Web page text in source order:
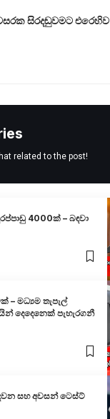
සිරදඬුවමට
related to the post!
4000ක් – බඳවා
– මධ්‍යම තැපැල්
දෙදෙනෙක් පැහැරගනී
සහ අවසන් ටෙස්ට්